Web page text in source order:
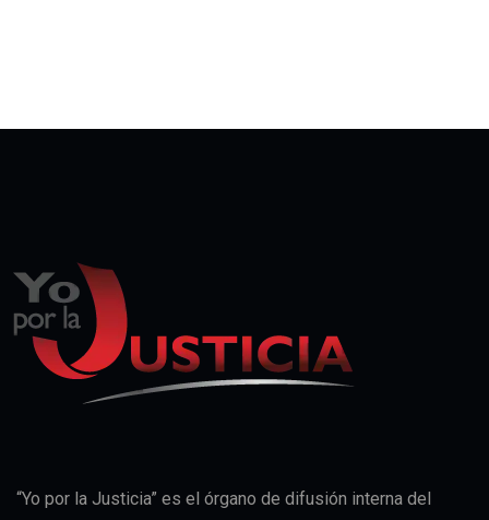
“Yo por la Justicia” es el órgano de difusión interna del